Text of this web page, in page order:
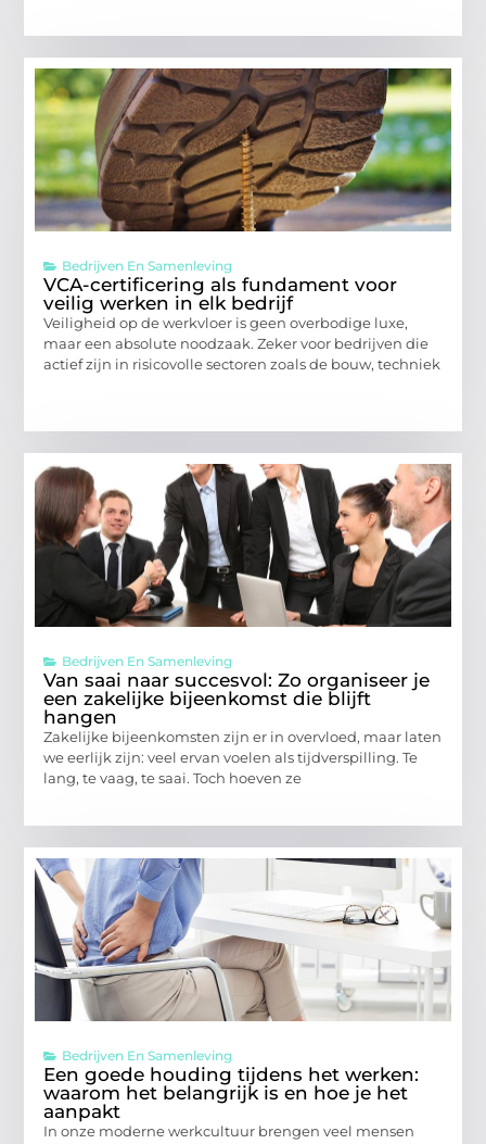
Bedrijven En Samenleving
VCA-certificering als fundament voor
veilig werken in elk bedrijf
Veiligheid op de werkvloer is geen overbodige luxe,
maar een absolute noodzaak. Zeker voor bedrijven die
actief zijn in risicovolle sectoren zoals de bouw, techniek
Bedrijven En Samenleving
Van saai naar succesvol: Zo organiseer je
een zakelijke bijeenkomst die blijft
hangen
Zakelijke bijeenkomsten zijn er in overvloed, maar laten
we eerlijk zijn: veel ervan voelen als tijdverspilling. Te
lang, te vaag, te saai. Toch hoeven ze
Bedrijven En Samenleving
Een goede houding tijdens het werken:
waarom het belangrijk is en hoe je het
aanpakt
In onze moderne werkcultuur brengen veel mensen